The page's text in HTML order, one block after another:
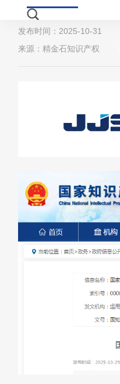
发布时间：2025-10-31
来源：精金石知识产权